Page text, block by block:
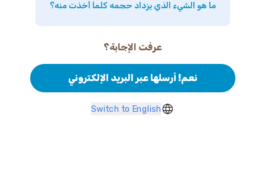
ما هو الشيء الذي يزداد حجمه كلما أخذت منه؟
عرفت الإجابة؟
نعم! أرسلها عبر البريد الإلكتروني
Switch to English